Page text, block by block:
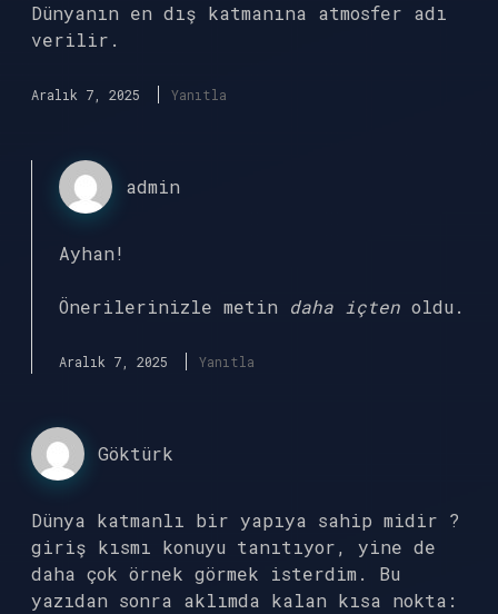
Dünyanın en dış katmanına atmosfer adı
verilir.
Aralık 7, 2025 Yanıtla
admin
Ayhan!
Önerilerinizle metin daha içten oldu.
Aralık 7, 2025 Yanıtla
Göktürk
Dünya katmanlı bir yapıya sahip midir ?
giriş kısmı konuyu tanıtıyor, yine de
daha çok örnek görmek isterdim. Bu
yazıdan sonra aklımda kalan kısa nokta: